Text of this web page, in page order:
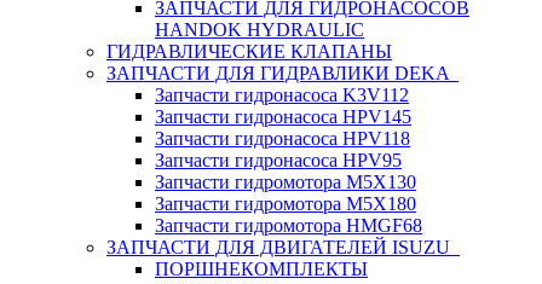
ЗАПЧАСТИ ДЛЯ ГИДРОНАСОСОВ
HANDOK HYDRAULIC
ГИДРАВЛИЧЕСКИЕ КЛАПАНЫ
ЗАПЧАСТИ ДЛЯ ГИДРАВЛИКИ DEKA
Запчасти гидронасоса K3V112
Запчасти гидронасоса HPV145
Запчасти гидронасоса HPV118
Запчасти гидронасоса HPV95
Запчасти гидромотора M5X130
Запчасти гидромотора M5X180
Запчасти гидромотора HMGF68
ЗАПЧАСТИ ДЛЯ ДВИГАТЕЛЕЙ ISUZU
ПОРШНЕКОМПЛЕКТЫ